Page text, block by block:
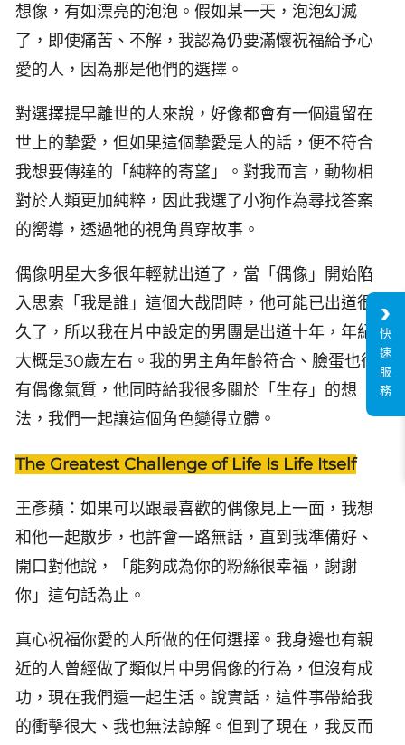
想像，有如漂亮的泡泡。假如某一天，泡泡幻滅
了，即使痛苦、不解，我認為仍要滿懷祝福給予心
愛的人，因為那是他們的選擇。
對選擇提早離世的人來說，好像都會有一個遺留在
世上的摯愛，但如果這個摯愛是人的話，便不符合
我想要傳達的「純粹的寄望」。對我而言，動物相
對於人類更加純粹，因此我選了小狗作為尋找答案
的嚮導，透過牠的視角貫穿故事。
偶像明星大多很年輕就出道了，當「偶像」開始陷
入思索「我是誰」這個大哉問時，他可能已出道很
久了，所以我在片中設定的男團是出道十年，年紀
大概是30歲左右。我的男主角年齡符合、臉蛋也很
有偶像氣質，他同時給我很多關於「生存」的想
法，我們一起讓這個角色變得立體。
The Greatest Challenge of Life Is Life Itself
王彥蘋：如果可以跟最喜歡的偶像見上一面，我想
和他一起散步，也許會一路無話，直到我準備好、
開口對他說，「能夠成為你的粉絲很幸福，謝謝
你」這句話為止。
真心祝福你愛的人所做的任何選擇。我身邊也有親
近的人曾經做了類似片中男偶像的行為，但沒有成
功，現在我們還一起生活。說實話，這件事帶給我
的衝擊很大、我也無法諒解。但到了現在，我反而
快
速
服
務